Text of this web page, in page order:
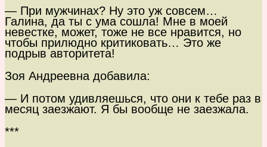
— При мужчинах? Ну это уж совсем…
Галина, да ты с ума сошла! Мне в моей
невестке, может, тоже не все нравится, но
чтобы прилюдно критиковать… Это же
подрыв авторитета!
Зоя Андреевна добавила:
— И потом удивляешься, что они к тебе раз в
месяц заезжают. Я бы вообще не заезжала.
***